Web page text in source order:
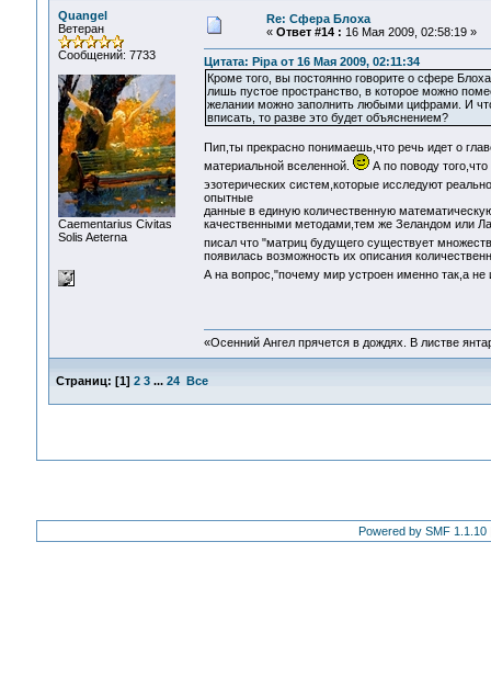
Quangel
Ветеран
Сообщений: 7733
Сaementarius Civitas
Solis Aeterna
Re: Сфера Блоха
« Ответ #14 : 16 Мая 2009, 02:58:19 »
Цитата: Pipa от 16 Мая 2009, 02:11:34
Кроме того, вы постоянно говорите о сфере
лишь пустое пространство, в которое можно
желании можно заполнить любыми цифрами. И
вписать, то разве это будет объяснением?
Пип,ты прекрасно понимаешь,что речь идет о
материальной вселенной.
А по поводу
эзотерических систем,которые исследуют
опытные
данные в единую количественную
качественными методами,тем же Зеландом или
писал что "матриц будущего существует
появилась возможность их описания
А на вопрос,"почему мир устроен именно так,а
«Осенний Ангел прячется в дождях. В листве
Страниц: [1] 2 3 ... 24 Все
Powered by SMF 1.1.10